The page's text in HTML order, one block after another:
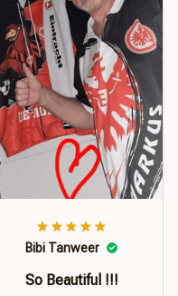
Bibi Tanweer
So Beautiful !!!